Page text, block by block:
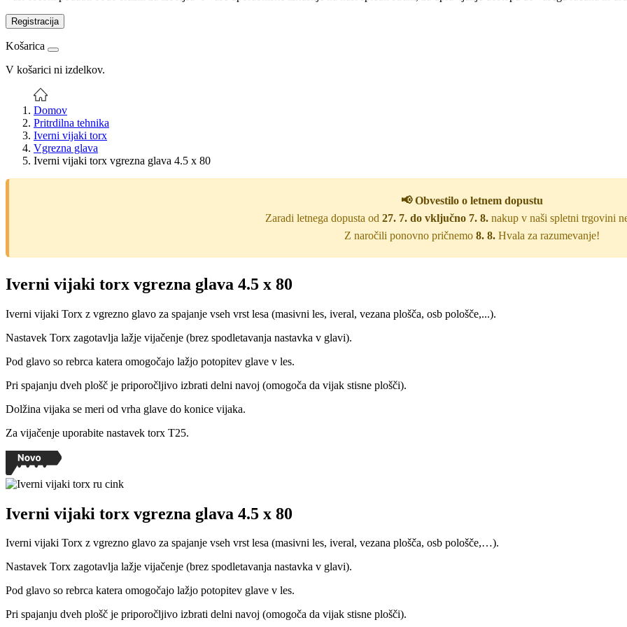
Registracija
Košarica
V košarici ni izdelkov.
Domov
Pritrdilna tehnika
Iverni vijaki torx
Vgrezna glava
Iverni vijaki torx vgrezna glava 4.5 x 80
📢 Obvestilo o letnem dopustu
Zaradi letnega dopusta od 27. 7. do vključno 7. 8.nakup v naši spletni trgovini
Z naročili ponovno pričnemo 8. 8.Hvala za razumevanje!
Iverni vijaki torx vgrezna glava 4.5 x 80
Iverni vijaki Torx z vgrezno glavo za spajanje vseh vrst lesa (masivni les, iveral, vezana plošča, osb pološče,...).
Nastavek Torx zagotavlja lažje vijačenje (brez spodletavanja nastavka v glavi).
Pod glavo so rebrca katera omogočajo lažjo potopitev glave v les.
Pri spajanju dveh plošč je priporočljivo izbrati delni navoj (omogoča da vijak stisne plošči).
Dolžina vijaka se meri od vrha glave do konice vijaka.
Za vijačenje uporabite nastavek torx T25.
Iverni vijaki torx vgrezna glava 4.5 x 80
Iverni vijaki Torx z vgrezno glavo za spajanje vseh vrst lesa (masivni les, iveral, vezana plošča, osb pološče,…).
Nastavek Torx zagotavlja lažje vijačenje (brez spodletavanja nastavka v glavi).
Pod glavo so rebrca katera omogočajo lažjo potopitev glave v les.
Pri spajanju dveh plošč je priporočljivo izbrati delni navoj (omogoča da vijak stisne plošči).